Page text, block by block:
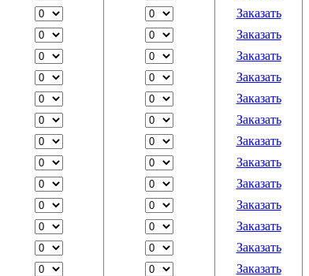
Заказать
Заказать
Заказать
Заказать
Заказать
Заказать
Заказать
Заказать
Заказать
Заказать
Заказать
Заказать
Заказать